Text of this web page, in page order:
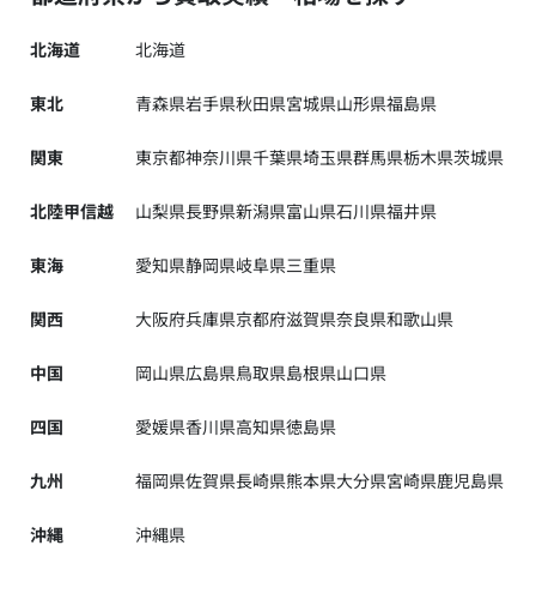
北海道 北海道
東北 青森県岩手県秋田県宮城県山形県福島県
関東 東京都神奈川県千葉県埼玉県群馬県栃木県茨城県
北陸甲信越 山梨県長野県新潟県富山県石川県福井県
東海 愛知県静岡県岐阜県三重県
関西 大阪府兵庫県京都府滋賀県奈良県和歌山県
中国 岡山県広島県鳥取県島根県山口県
四国 愛媛県香川県高知県徳島県
九州 福岡県佐賀県長崎県熊本県大分県宮崎県鹿児島県
沖縄 沖縄県